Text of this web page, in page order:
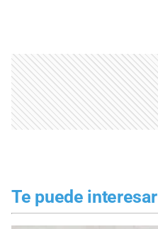
Te puede interesar